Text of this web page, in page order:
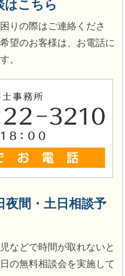
はこちら
りの際はご連絡くださ
望のお客様は、お電話に
。
夜間・土日相談予
などで時間が取れないと
の無料相談会を実施して